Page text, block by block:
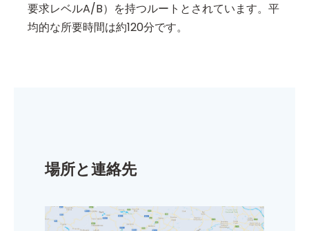
要求レベルA/B）を持つルートとされています。平
均的な所要時間は約120分です。
場所と連絡先